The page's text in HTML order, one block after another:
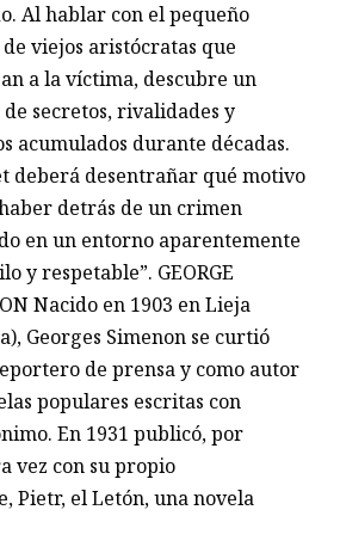
Al hablar con el pequeño
viejos aristócratas que
a la víctima, descubre un
secretos, rivalidades y
acumulados durante décadas.
deberá desentrañar qué motivo
detrás de un crimen
en un entorno aparentemente
y respetable”. GEORGE
Nacido en 1903 en Lieja
Georges Simenon se curtió
de prensa y como autor
populares escritas con
En 1931 publicó, por
vez con su propio
Pietr, el Letón, una novela